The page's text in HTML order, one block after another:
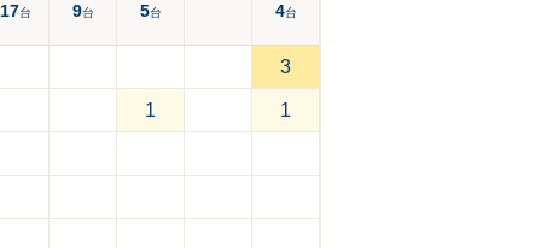
17台 9台 5台 4台
3
1 1